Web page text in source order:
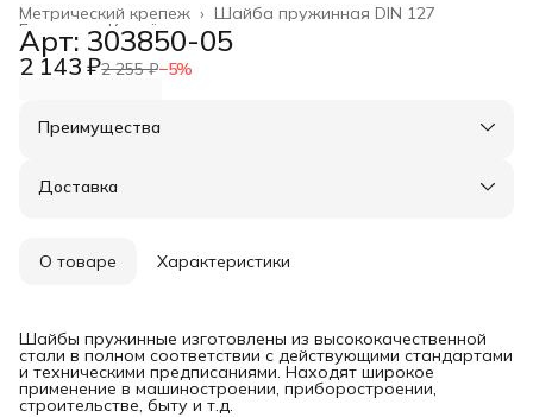
Шайба пружинная DIN 127
Метрический крепеж ›
Крепёжные изделия
Главная ›
Арт: 303850-05
2 143 ₽2 255 ₽−5%
Преимущества
Оплата частями в Сплит
Удобный возврат
Доставка
О товаре Характеристики
Шайбы пружинные изготовлены из высококачественной
стали в полном соответствии с действующими стандартами
и техническими предписаниями. Находят широкое
применение в машиностроении, приборостроении,
строительстве, быту и т.д.